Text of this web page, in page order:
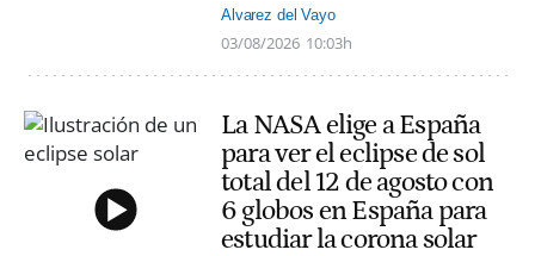
Alvarez del Vayo
03/08/2026 10:03h
La NASA elige a España
para ver el eclipse de sol
total del 12 de agosto con
6 globos en España para
estudiar la corona solar